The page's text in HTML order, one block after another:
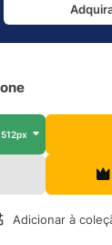
512px
Adicionar à